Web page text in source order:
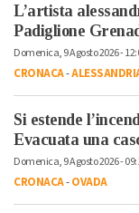
L’artista
Padiglione
Domenica, 9 Agosto 2026 -
CRONACA-
Si estende
Evacuata una
Domenica, 9 Agosto 2026 -
CRONACA-OVADA